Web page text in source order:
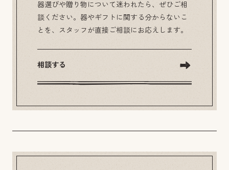
器選びや贈り物について迷われたら、ぜひご相
談ください。器やギフトに関する分からないこ
とを、スタッフが直接ご相談にお応えします。
相談する